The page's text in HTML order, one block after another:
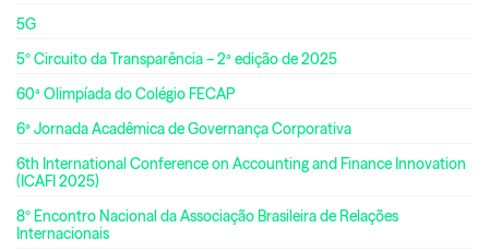
5G
5º Circuito da Transparência – 2ª edição de 2025
60ª Olimpíada do Colégio FECAP
6ª Jornada Acadêmica de Governança Corporativa
6th International Conference on Accounting and Finance Innovation
(ICAFI 2025)
8º Encontro Nacional da Associação Brasileira de Relações
Internacionais